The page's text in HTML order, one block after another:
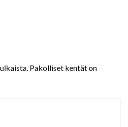
Pakolliset kentät on